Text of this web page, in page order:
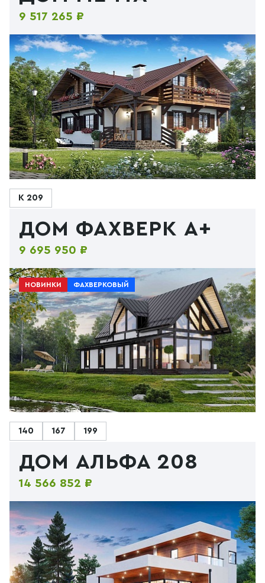
9 517 265 ₽
К 209
ДОМ ФАХВЕРК А+
9 695 950 ₽
НОВИНКИ ФАХВЕРКОВЫЙ
140 167 199
ДОМ АЛЬФА 208
14 566 852 ₽